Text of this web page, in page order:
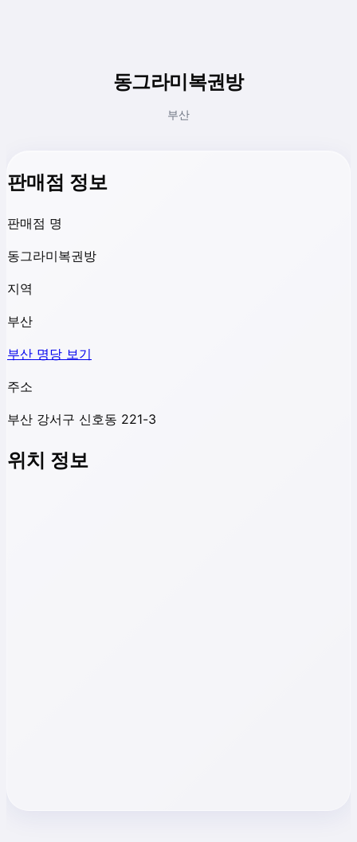
동그라미복권방
부산
판매점 정보
판매점 명
동그라미복권방
지역
부산
부산 명당 보기
주소
부산 강서구 신호동 221-3
위치 정보